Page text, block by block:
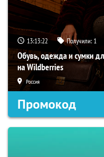
13:13:21 Получили: 1
Обувь, одежда и сумки
на Wildberries
Россия
Промокод